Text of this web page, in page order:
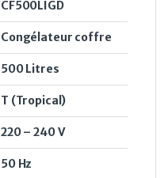
CF500LIGD
Congélateur coffre
500 Litres
T (Tropical)
220 – 240 V
50 Hz